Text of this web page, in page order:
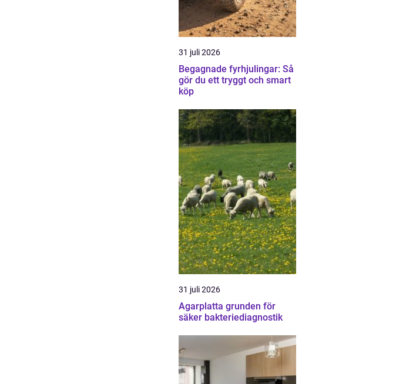
31 juli 2026
Begagnade fyrhjulingar: Så
gör du ett tryggt och smart
köp
31 juli 2026
Agarplatta grunden för
säker bakteriediagnostik